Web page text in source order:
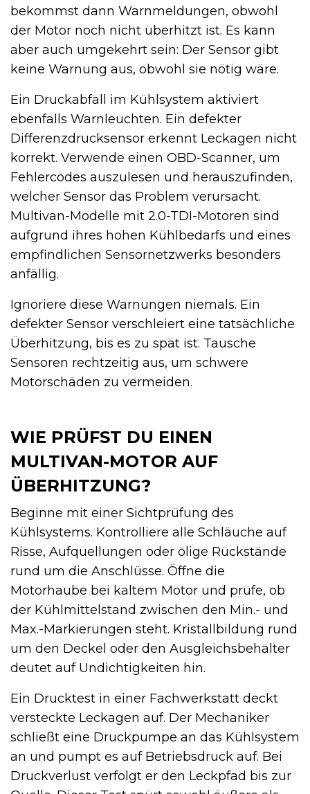
bekommst dann Warnmeldungen, obwohl
der Motor noch nicht überhitzt ist. Es kann
aber auch umgekehrt sein: Der Sensor gibt
keine Warnung aus, obwohl sie nötig wäre.
Ein Druckabfall im Kühlsystem aktiviert
ebenfalls Warnleuchten. Ein defekter
Differenzdrucksensor erkennt Leckagen nicht
korrekt. Verwende einen OBD-Scanner, um
Fehlercodes auszulesen und herauszufinden,
welcher Sensor das Problem verursacht.
Multivan-Modelle mit 2.0-TDI-Motoren sind
aufgrund ihres hohen Kühlbedarfs und eines
empfindlichen Sensornetzwerks besonders
anfällig.
Ignoriere diese Warnungen niemals. Ein
defekter Sensor verschleiert eine tatsächliche
Überhitzung, bis es zu spät ist. Tausche
Sensoren rechtzeitig aus, um schwere
Motorschäden zu vermeiden.
WIE PRÜFST DU EINEN
MULTIVAN-MOTOR AUF
ÜBERHITZUNG?
Beginne mit einer Sichtprüfung des
Kühlsystems. Kontrolliere alle Schläuche auf
Risse, Aufquellungen oder ölige Rückstände
rund um die Anschlüsse. Öffne die
Motorhaube bei kaltem Motor und prüfe, ob
der Kühlmittelstand zwischen den Min.- und
Max.-Markierungen steht. Kristallbildung rund
um den Deckel oder den Ausgleichsbehälter
deutet auf Undichtigkeiten hin.
Ein Drucktest in einer Fachwerkstatt deckt
versteckte Leckagen auf. Der Mechaniker
schließt eine Druckpumpe an das Kühlsystem
an und pumpt es auf Betriebsdruck auf. Bei
Druckverlust verfolgt er den Leckpfad bis zur